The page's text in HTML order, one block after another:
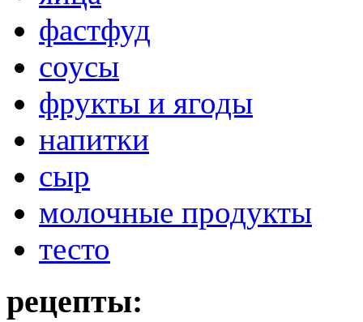
фастфуд
соусы
фрукты и ягоды
напитки
сыр
молочные продукты
тесто
рецепты: